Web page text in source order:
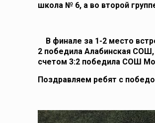
школа № 6, а во второй
В финале за 1-2 место
2 победила Алабинская
счетом 3:2 победила СОШ
Поздравляем ребят с